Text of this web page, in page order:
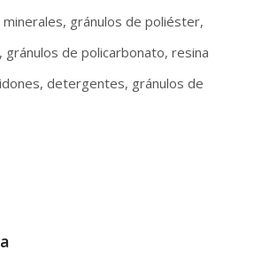
gránulos de poliéster,
gránulos de policarbonato, resina
detergentes, gránulos de